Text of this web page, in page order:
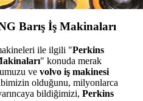
Barış İş Makinaları
ile ilgili "Perkins
" konuda merak
ve volvo iş makinesi
olduğunu, milyonlarca
bildiğimizi, Perkins